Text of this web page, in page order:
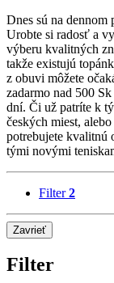
Dnes sú na dennom
Urobte si radosť a
výberu kvalitných
takže existujú
z obuvi môžete
zadarmo nad 500
dní. Či už patríte k
českých miest,
potrebujete kvalitnú
tými novými
Filter2
Zavrieť
Filter